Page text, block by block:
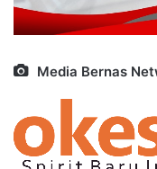
Media Bernas